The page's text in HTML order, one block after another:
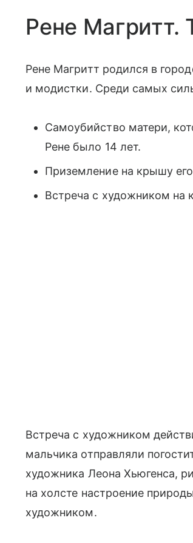
Рене Магритт.
Рене Магритт родился в
и модистки. Среди самых
Самоубийство матери,
Рене было 14 лет.
Приземление на крышу
Встреча с художником на
Встреча с художником
мальчика отправляли
художника Леона Хьюгенса,
на холсте настроение
художником.